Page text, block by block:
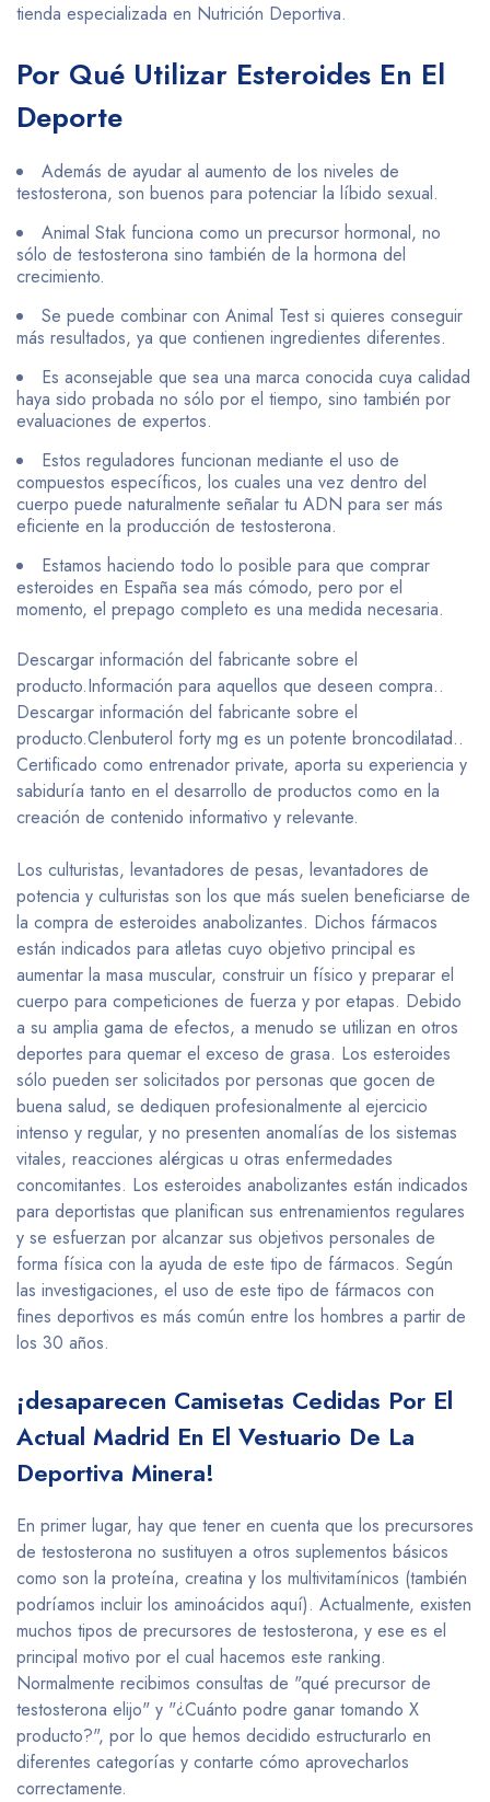
tienda especializada en Nutrición Deportiva.
Por Qué Utilizar Esteroides En El
Deporte
Además de ayudar al aumento de los niveles de
testosterona, son buenos para potenciar la líbido sexual.
Animal Stak funciona como un precursor hormonal, no
sólo de testosterona sino también de la hormona del
crecimiento.
Se puede combinar con Animal Test si quieres conseguir
más resultados, ya que contienen ingredientes diferentes.
Es aconsejable que sea una marca conocida cuya calidad
haya sido probada no sólo por el tiempo, sino también por
evaluaciones de expertos.
Estos reguladores funcionan mediante el uso de
compuestos específicos, los cuales una vez dentro del
cuerpo puede naturalmente señalar tu ADN para ser más
eficiente en la producción de testosterona.
Estamos haciendo todo lo posible para que comprar
esteroides en España sea más cómodo, pero por el
momento, el prepago completo es una medida necesaria.
Descargar información del fabricante sobre el
producto.Información para aquellos que deseen compra..
Descargar información del fabricante sobre el
producto.Clenbuterol forty mg es un potente broncodilatad..
Certificado como entrenador private, aporta su experiencia y
sabiduría tanto en el desarrollo de productos como en la
creación de contenido informativo y relevante.
Los culturistas, levantadores de pesas, levantadores de
potencia y culturistas son los que más suelen beneficiarse de
la compra de esteroides anabolizantes. Dichos fármacos
están indicados para atletas cuyo objetivo principal es
aumentar la masa muscular, construir un físico y preparar el
cuerpo para competiciones de fuerza y por etapas. Debido
a su amplia gama de efectos, a menudo se utilizan en otros
deportes para quemar el exceso de grasa. Los esteroides
sólo pueden ser solicitados por personas que gocen de
buena salud, se dediquen profesionalmente al ejercicio
intenso y regular, y no presenten anomalías de los sistemas
vitales, reacciones alérgicas u otras enfermedades
concomitantes. Los esteroides anabolizantes están indicados
para deportistas que planifican sus entrenamientos regulares
y se esfuerzan por alcanzar sus objetivos personales de
forma física con la ayuda de este tipo de fármacos. Según
las investigaciones, el uso de este tipo de fármacos con
fines deportivos es más común entre los hombres a partir de
los 30 años.
¡desaparecen Camisetas Cedidas Por El
Actual Madrid En El Vestuario De La
Deportiva Minera!
En primer lugar, hay que tener en cuenta que los precursores
de testosterona no sustituyen a otros suplementos básicos
como son la proteína, creatina y los multivitamínicos (también
podríamos incluir los aminoácidos aquí). Actualmente, existen
muchos tipos de precursores de testosterona, y ese es el
principal motivo por el cual hacemos este ranking.
Normalmente recibimos consultas de "qué precursor de
testosterona elijo" y "¿Cuánto podre ganar tomando X
producto?", por lo que hemos decidido estructurarlo en
diferentes categorías y contarte cómo aprovecharlos
correctamente.